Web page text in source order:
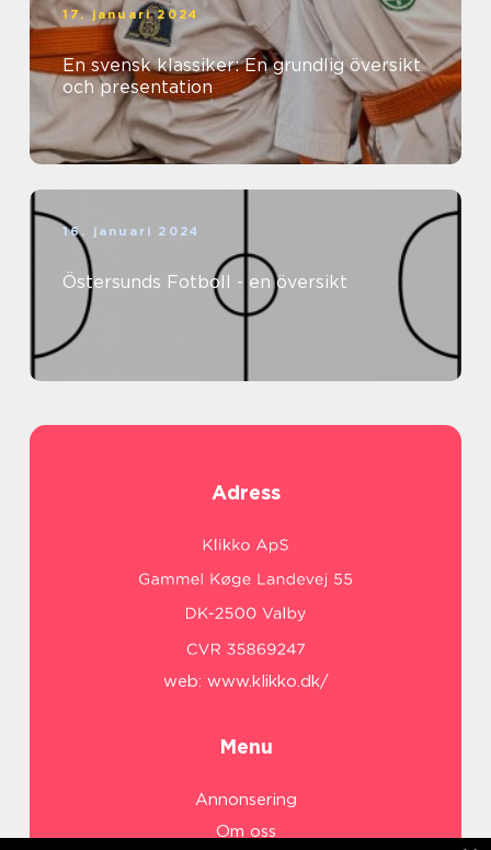
17. januari 2024
En svensk klassiker: En grundlig översikt
och presentation
16. januari 2024
Östersunds Fotboll - en översikt
Adress
web: www.klikko.dk/
Menu
Annonsering
Om oss